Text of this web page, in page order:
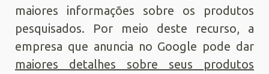
maiores informações sobre os produtos
pesquisados. Por meio deste recurso, a
empresa que anuncia no Google pode dar
maiores detalhes sobre seus produtos